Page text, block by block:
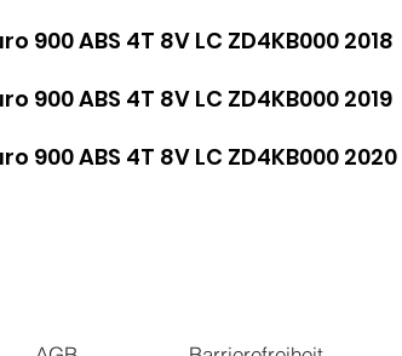
900 ABS 4T 8V LC ZD4KB000 2018
900 ABS 4T 8V LC ZD4KB000 2019
900 ABS 4T 8V LC ZD4KB000 2020